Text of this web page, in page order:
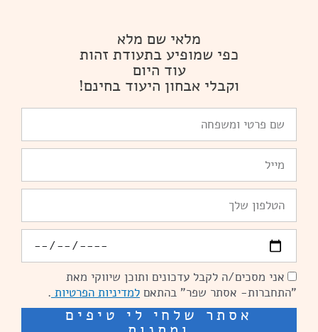
מלאי שם מלא
כפי שמופיע בתעודת זהות
עוד היום
וקבלי אבחון היעוד בחינם!
פרטי
ומשפחה
הסכמהאני מסכים/ה לקבל עדכונים ותוכן שיווקי מאת
"התחברות- אסתר שפר" בהתאם למדיניות הפרטיות .
אסתר שלחי לי טיפים